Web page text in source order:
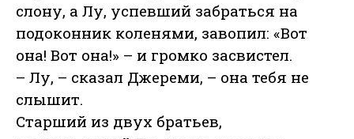
слону, а Лу, успевший забраться на
подоконник коленями, завопил: «Вот
она! Вот она!» – и громко засвистел.
– Лу, – сказал Джереми, – она тебя не
слышит.
Старший из двух братьев,